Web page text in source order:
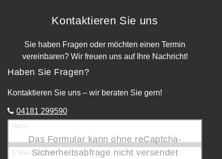
Kontaktieren Sie uns
Sie haben Fragen oder möchten einen Termin
vereinbaren? Wir freuen uns auf Ihre Nachricht!
Haben Sie Fragen?
Kontaktieren Sie uns – wir beraten Sie gern!
04181 299590
Name
E-Mail-Adresse
Das Formular kann ohne reCaptcha-
Sicherheitsabfrage nicht versendet